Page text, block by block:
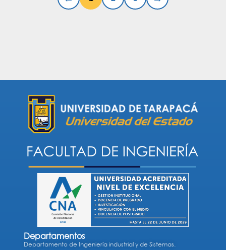
Departamentos
Departamento de Ingeniería industrial y de Sistemas.